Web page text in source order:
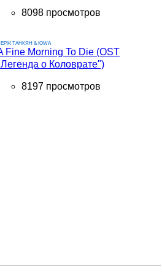
8098 просмотров
ТАНКЯН & IOWA
Fine Morning To Die (OST
о Коловрате")
8197 просмотров